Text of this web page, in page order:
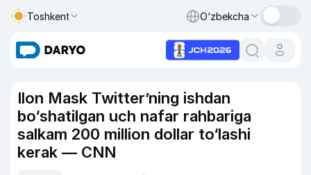
Toshkent O‘zbekcha
Ilon Mask Twitter’ning ishdan
bo‘shatilgan uch nafar rahbariga
salkam 200 million dollar to‘lashi
kerak — CNN